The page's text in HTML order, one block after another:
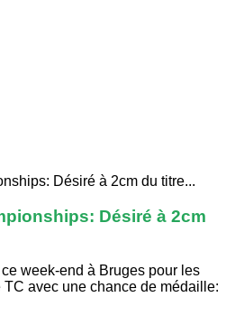
Désiré à 2cm
week-end à Bruges pour les
avec une chance de médaille: